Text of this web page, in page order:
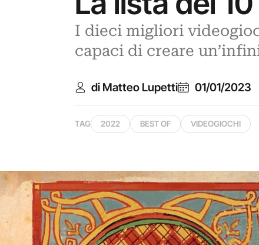
I dieci migliori
capaci di creare
di Matteo Lupetti 01/01/2023
TAG 2022 BEST OF VIDEOGIOCHI